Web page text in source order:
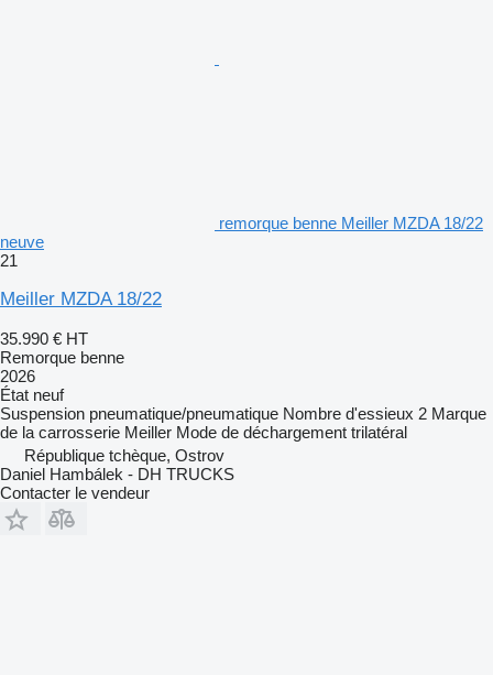
remorque benne Meiller MZDA 18/22
neuve
21
Meiller MZDA 18/22
35.990 € HT
Remorque benne
2026
État neuf
Suspension pneumatique/pneumatique Nombre d'essieux 2 Marque
de la carrosserie Meiller Mode de déchargement trilatéral
République tchèque, Ostrov
Daniel Hambálek - DH TRUCKS
Contacter le vendeur